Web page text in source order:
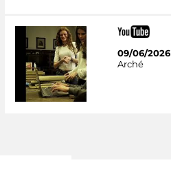
09/06/2026
Arché